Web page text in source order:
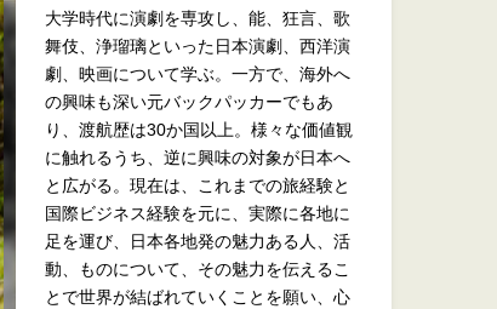
大学時代に演劇を専攻し、能、狂言、歌
舞伎、浄瑠璃といった日本演劇、西洋演
劇、映画について学ぶ。一方で、海外へ
の興味も深い元バックパッカーでもあ
り、渡航歴は30か国以上。様々な価値観
に触れるうち、逆に興味の対象が日本へ
と広がる。現在は、これまでの旅経験と
国際ビジネス経験を元に、実際に各地に
足を運び、日本各地発の魅力ある人、活
動、ものについて、その魅力を伝えるこ
とで世界が結ばれていくことを願い、心